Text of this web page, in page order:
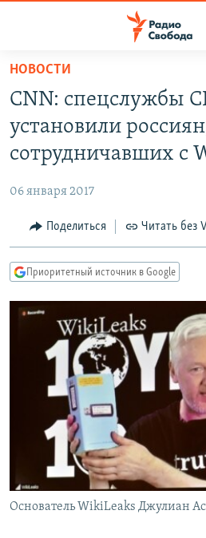
упрощенного
доступа
основному
Вернутся
Вернутся
поиску
АВТОРСКИЕ ПРОЕКТЫ
МНЕНИЯ
КУЛЬТУРА
КАВКАЗ.РЕАЛИИ
СЕВЕР.РЕАЛИИ
СИБИРЬ.РЕАЛИИ
РАСПИСАНИЕ ВЕЩАНИЯ
ПОДПИШИТЕСЬ НА РАССЫЛКУ
СОЦИАЛЬНЫЕ СЕТИ
НОВОСТИ
CNN: спецслужбы
установили
сотрудничавших с
06 января 2017
Поделиться Читать без
Приоритетный источник в Google
Основатель WikiLeaks Джулиан